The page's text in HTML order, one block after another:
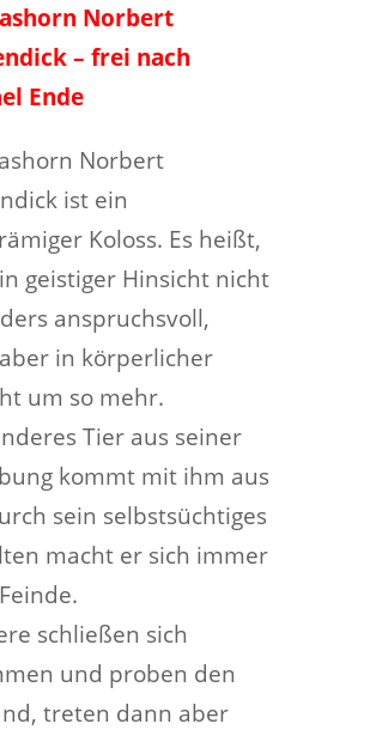
Norbert
– frei nach
Ende
Norbert
ist ein
Koloss. Es heißt,
geistiger Hinsicht nicht
anspruchsvoll,
in körperlicher
um so mehr.
Tier aus seiner
kommt mit ihm aus
sein selbstsüchtiges
macht er sich immer
schließen sich
und proben den
treten dann aber